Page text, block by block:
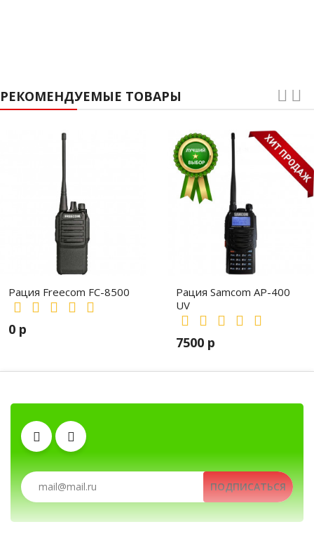
РЕКОМЕНДУЕМЫЕ ТОВАРЫ
Рация Freecom FC-8500
0 р
Рация Samcom AP-400
UV
7500 р
Рации, радиостанции, рации для охоты
Антенны
Рации, радиостанции, рации для охоты и рыбалки, портативные рации,
Автомобильные рации, автомобильные
ПОДПИСАТЬСЯ